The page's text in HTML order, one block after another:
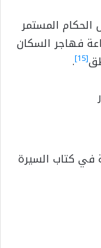
الحكام المستمر
فهاجر السكان
[15]
.
في كتاب السيرة